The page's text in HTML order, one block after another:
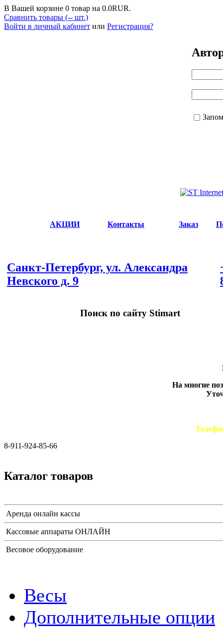
В Вашей корзине 0 товар на 0.0RUR.
Сравнить товары (-- шт.)
Войти в личный кабинет или Регистрация?
АКЦИИ Контакты Заказ
Санкт-Петербург, ул. Александра
Невского д. 9
Поиск по сайту Stimart
На многие
8-911-924-85-66
Каталог товаров
Аренда онлайн кассы
Кассовые аппараты ОНЛАЙН
Весовое оборудование
Весы
Дополнительные опции